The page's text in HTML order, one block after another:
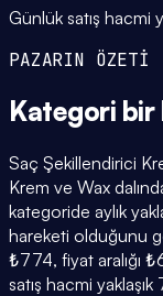
Günlük satış hacmi
PAZARIN ÖZETİ
Kategori bir
Saç Şekillendirici
Krem ve Wax
kategoride aylık
hareketi olduğunu
₺774, fiyat aralığı
satış hacmi